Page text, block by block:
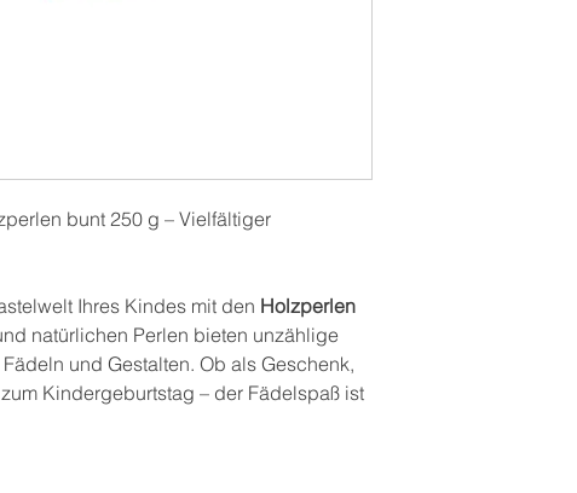
bunt 250 g – Vielfältiger
Ihres Kindes mit den Holzperlen
natürlichen Perlen bieten unzählige
und Gestalten. Ob als Geschenk,
Kindergeburtstag – der Fädelspaß ist